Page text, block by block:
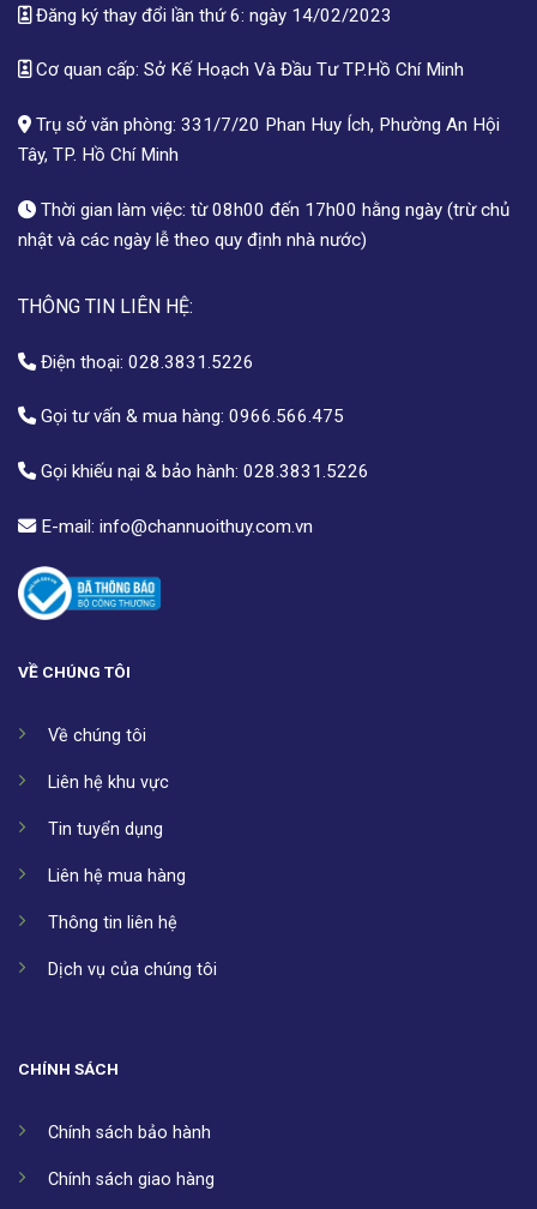
Đăng ký thay đổi lần thứ 6: ngày 14/02/2023
Cơ quan cấp: Sở Kế Hoạch Và Đầu Tư TP.Hồ Chí Minh
Trụ sở văn phòng: 331/7/20 Phan Huy Ích, Phường An Hội
Tây, TP. Hồ Chí Minh
Thời gian làm việc: từ 08h00 đến 17h00 hằng ngày (trừ chủ
nhật và các ngày lễ theo quy định nhà nước)
THÔNG TIN LIÊN HỆ:
Điện thoại: 028.3831.5226
Gọi tư vấn & mua hàng: 0966.566.475
Gọi khiếu nại & bảo hành: 028.3831.5226
E-mail: info@channuoithuy.com.vn
VỀ CHÚNG TÔI
Về chúng tôi
Liên hệ khu vực
Tin tuyển dụng
Liên hệ mua hàng
Thông tin liên hệ
Dịch vụ của chúng tôi
CHÍNH SÁCH
Chính sách bảo hành
Chính sách giao hàng